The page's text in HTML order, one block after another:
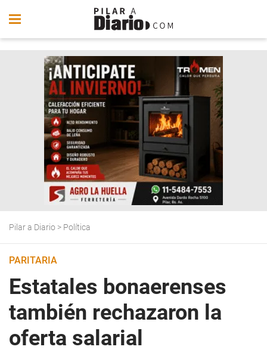
Pilar a Diario > Política
PARITARIA
Estatales bonaerenses
también rechazaron la
oferta salarial